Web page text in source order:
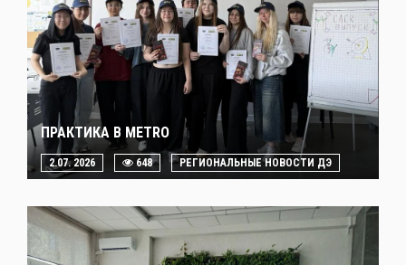
ПРАКТИКА В METRO
2.07. 2026 648 РЕГИОНАЛЬНЫЕ НОВОСТИ ДЭ